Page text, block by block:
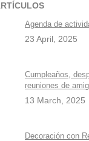
Agenda de
23 April, 2025
Cumpleaños,
reuniones de
13 March, 2025
Decoración con